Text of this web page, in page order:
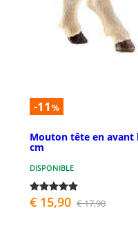
-11 %
Mouton tête en avant
cm
DISPONIBLE
€ 15,90 € 17,90